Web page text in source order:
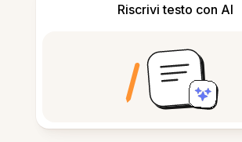
Riscrivi testo con AI